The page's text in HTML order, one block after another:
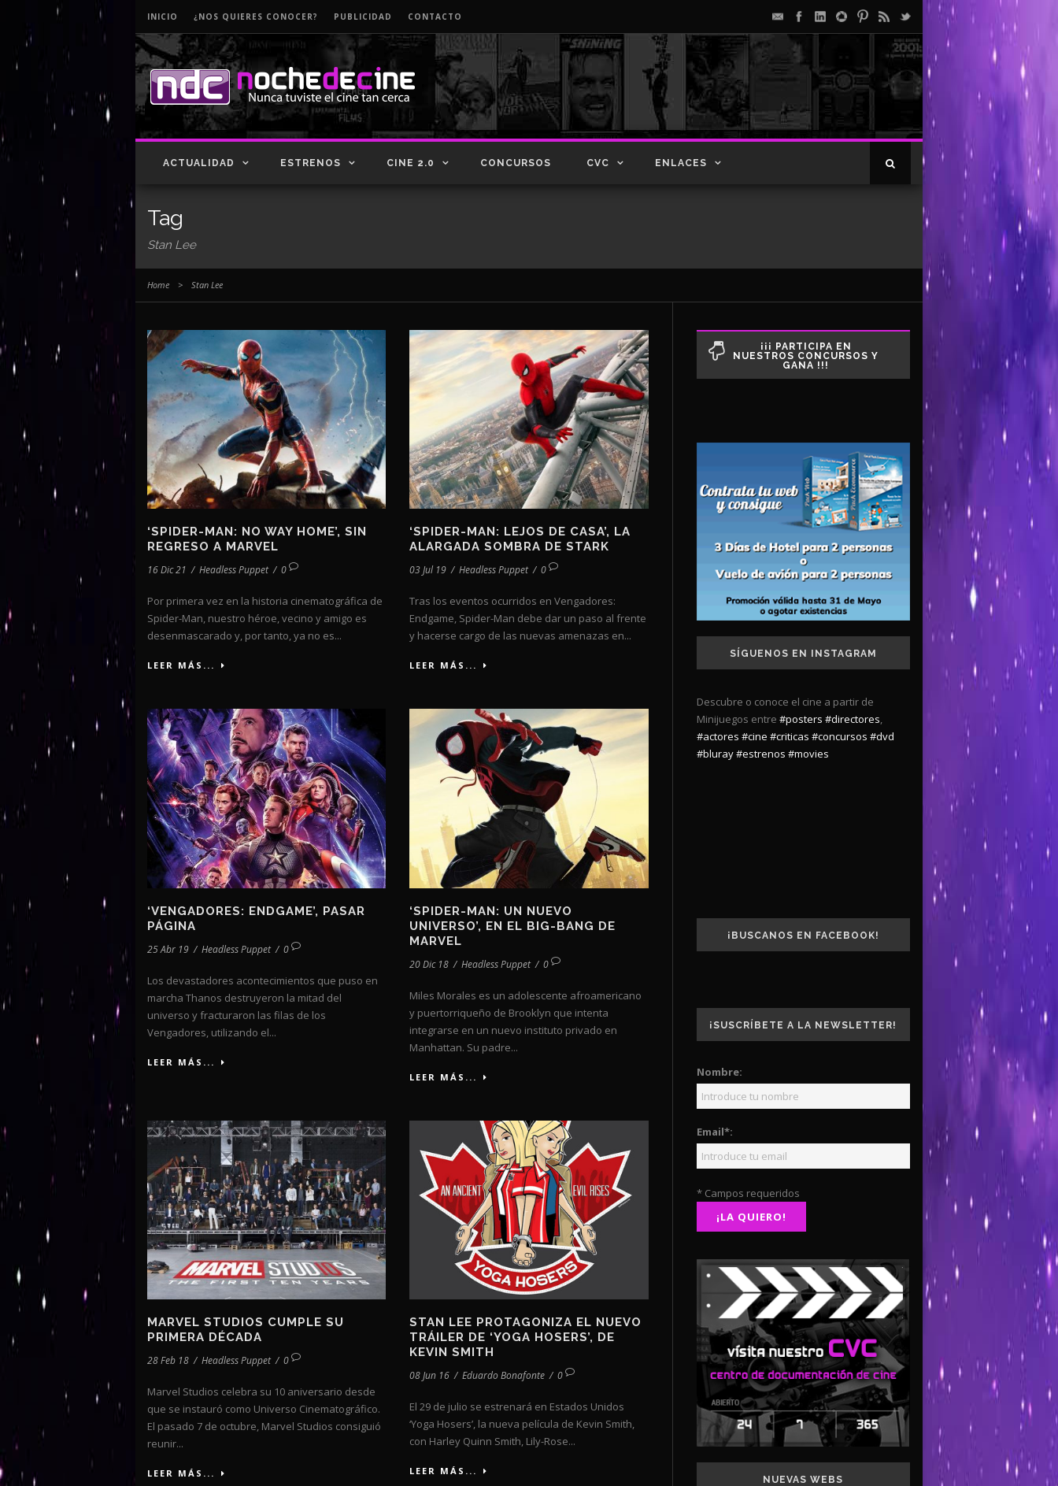
INICIO ¿NOS QUIERES CONOCER? PUBLICIDAD CONTACTO
ACTUALIDAD ESTRENOS CINE 2.0 CONCURSOS CVC ENLACES
Tag
Stan Lee
Home > Stan Lee
‘SPIDER-MAN: NO WAY HOME’, SIN
REGRESO A MARVEL
16 Dic 21 / Headless Puppet / 0
Por primera vez en la historia cinematográfica de
Spider-Man, nuestro héroe, vecino y amigo es
desenmascarado y, por tanto, ya no es...
LEER MÁS...
‘SPIDER-MAN: LEJOS DE CASA’, LA
ALARGADA SOMBRA DE STARK
03 Jul 19 / Headless Puppet / 0
Tras los eventos ocurridos en Vengadores:
Endgame, Spider-Man debe dar un paso al frente
y hacerse cargo de las nuevas amenazas en...
LEER MÁS...
‘VENGADORES: ENDGAME’, PASAR
PÁGINA
25 Abr 19 / Headless Puppet / 0
Los devastadores acontecimientos que puso en
marcha Thanos destruyeron la mitad del
universo y fracturaron las filas de los
Vengadores, utilizando el...
LEER MÁS...
‘SPIDER-MAN: UN NUEVO
UNIVERSO’, EN EL BIG-BANG DE
MARVEL
20 Dic 18 / Headless Puppet / 0
Miles Morales es un adolescente afroamericano
y puertorriqueño de Brooklyn que intenta
integrarse en un nuevo instituto privado en
Manhattan. Su padre...
LEER MÁS...
MARVEL STUDIOS CUMPLE SU
PRIMERA DÉCADA
28 Feb 18 / Headless Puppet / 0
Marvel Studios celebra su 10 aniversario desde
que se instauró como Universo Cinematográfico.
El pasado 7 de octubre, Marvel Studios consiguió
reunir...
LEER MÁS...
STAN LEE PROTAGONIZA EL NUEVO
TRÁILER DE ‘YOGA HOSERS’, DE
KEVIN SMITH
08 Jun 16 / Eduardo Bonafonte / 0
El 29 de julio se estrenará en Estados Unidos
‘Yoga Hosers’, la nueva película de Kevin Smith,
con Harley Quinn Smith, Lily-Rose...
LEER MÁS...
¡¡¡ PARTICIPA EN
NUESTROS CONCURSOS Y
GANA !!!
SÍGUENOS EN INSTAGRAM
Descubre o conoce el cine a partir de
Minijuegos entre #posters #directores,
#actores #cine #criticas #concursos #dvd
#bluray#estrenos #movies
¡BUSCANOS EN FACEBOOK!
¡SUSCRÍBETE A LA NEWSLETTER!
Nombre:
Email*:
* Campos requeridos
NUEVAS WEBS